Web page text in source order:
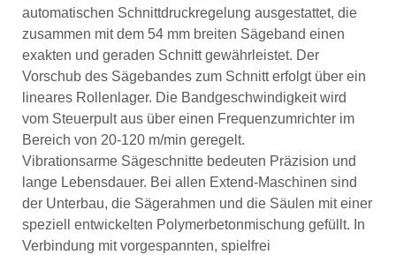
automatischen Schnittdruckregelung ausgestattet, die
zusammen mit dem 54 mm breiten Sägeband einen
exakten und geraden Schnitt gewährleistet. Der
Vorschub des Sägebandes zum Schnitt erfolgt über ein
lineares Rollenlager. Die Bandgeschwindigkeit wird
vom Steuerpult aus über einen Frequenzumrichter im
Bereich von 20-120 m/min geregelt.
Vibrationsarme Sägeschnitte bedeuten Präzision und
lange Lebensdauer. Bei allen Extend-Maschinen sind
der Unterbau, die Sägerahmen und die Säulen mit einer
speziell entwickelten Polymerbetonmischung gefüllt. In
Verbindung mit vorgespannten, spielfrei